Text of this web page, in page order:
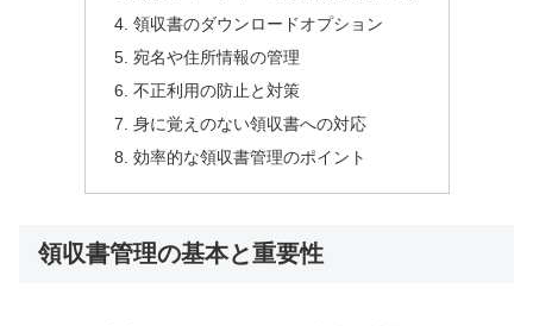
領収書のダウンロードオプション
宛名や住所情報の管理
不正利用の防止と対策
身に覚えのない領収書への対応
効率的な領収書管理のポイント
領収書管理の基本と重要性